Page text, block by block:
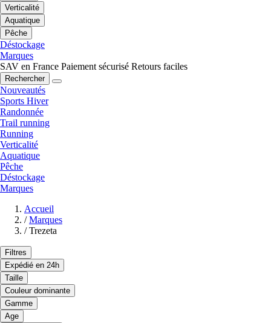
Verticalité
Aquatique
Pêche
Déstockage
Marques
SAV en France Paiement sécurisé Retours faciles
Rechercher
Nouveautés
Sports Hiver
Randonnée
Trail running
Running
Verticalité
Aquatique
Pêche
Déstockage
Marques
Accueil
/ Marques
/ Trezeta
Filtres
Expédié en 24h
Taille
Couleur dominante
Gamme
Age